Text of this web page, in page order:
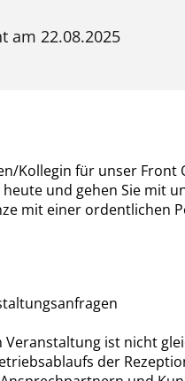
am 22.08.2025
Kollegin für unser Front
und gehen Sie mit
mit einer ordentlichen
ist nicht
der